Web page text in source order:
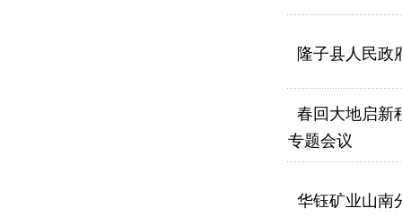
隆子县人民政
春回大地启新
专题会议
华钰矿业山南